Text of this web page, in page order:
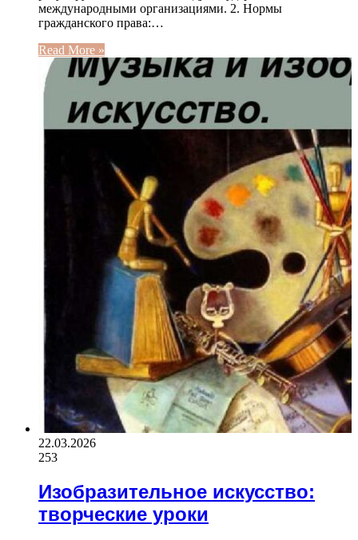
международными организациями. 2. Нормы
гражданского права:…
Read More »
22.03.2026
253
Изобразительное искусство:
творческие уроки